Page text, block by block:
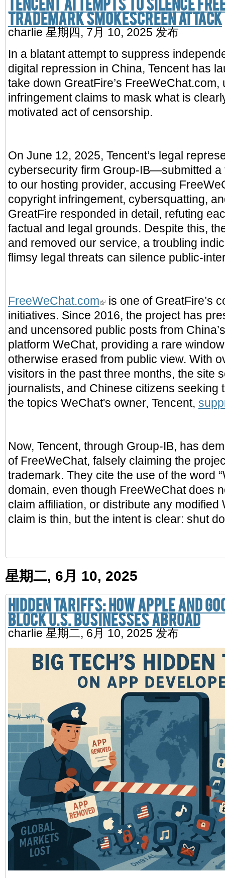
Trademark Smokescreen Attack
charlie 星期四, 7月 10, 2025 发布
In a blatant attempt to suppress
digital repression in China, Tencent has
take down GreatFire’s
infringement claims to mask what is
motivated act of censorship.
On June 12, 2025, Tencent’s legal
cybersecurity firm Group-IB—submitted a
to our hosting provider, accusing
copyright infringement, cybersquatting,
GreatFire responded in detail, refuting
factual and legal grounds. Despite this,
and removed our service, a troubling
flimsy legal threats can silence public-
FreeWeChat.com
is one of GreatFire’s
initiatives. Since 2016, the project has
and uncensored public posts from
platform WeChat, providing a rare
otherwise erased from public view. With
visitors in the past three months, the site
journalists, and Chinese citizens seeking
the topics WeChat's owner, Tencent,
Now, Tencent, through Group-IB, has
of FreeWeChat, falsely claiming the
trademark. They cite the use of the word
domain, even though FreeWeChat does
claim affiliation, or distribute any modified
claim is thin, but the intent is clear: shut
星期二, 6月 10, 2025
Hidden Tariffs: How Apple and
Block U.S. Businesses Abroad
charlie 星期二, 6月 10, 2025 发布